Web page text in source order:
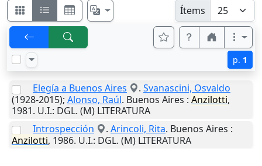
Ítems
p. 1
Elegía a Buenos Aires . Svanascini, Osvaldo
(1928-2015); Alonso, Raúl. Buenos Aires : Anzilotti,
1981. U.I.: DGL. (M) LITERATURA
Introspección
. Arincoli, Rita. Buenos Aires :
Anzilotti, 1986. U.I.: DGL. (M) LITERATURA